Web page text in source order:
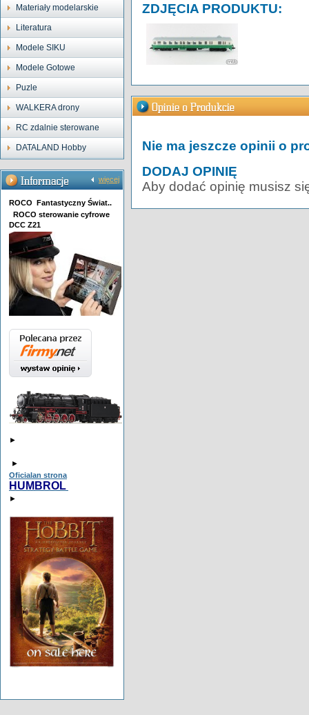
Materiały modelarskie
Literatura
Modele SIKU
Modele Gotowe
Puzle
WALKERA drony
RC zdalnie sterowane
DATALAND Hobby
więcej
ROCO Fantastyczny Świat..
ROCO sterowanie cyfrowe
DCC Z21
►
►
Oficialan strona
HUMBROL
►
ZDJĘCIA PRODUKTU:
Nie ma jeszcze opinii o
DODAJ OPINIĘ
Aby dodać opinię musisz